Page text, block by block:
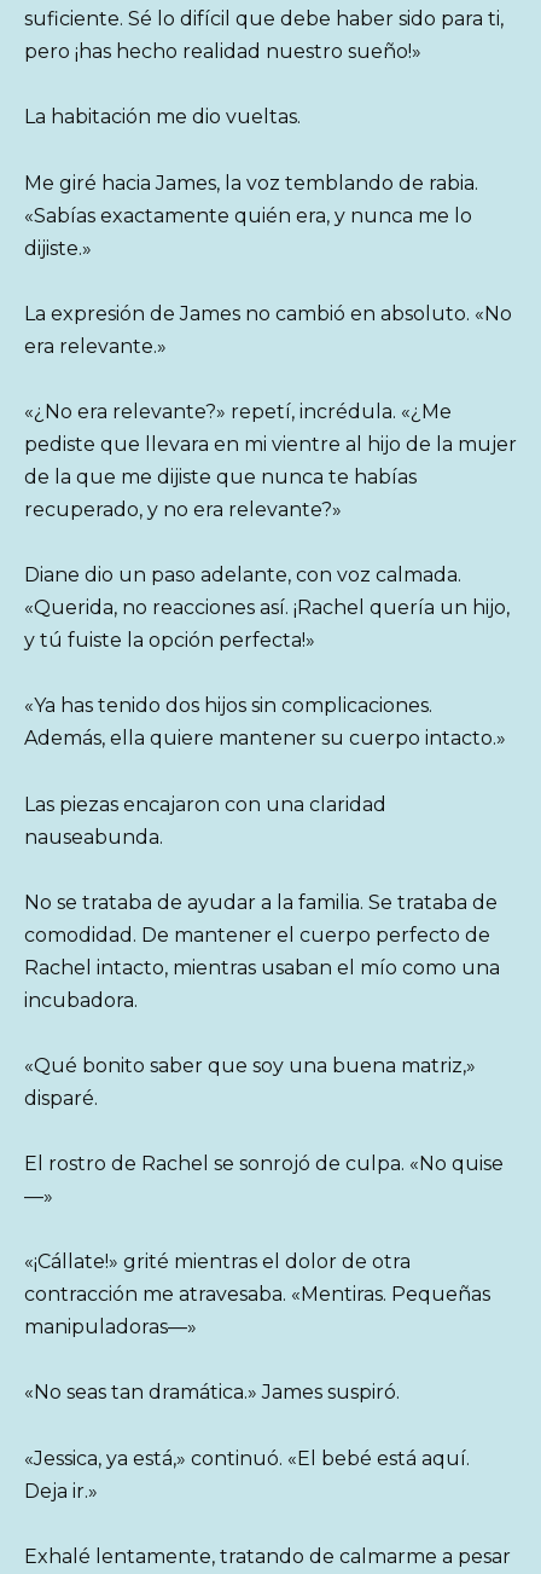
suficiente. Sé lo difícil que debe haber sido para ti,
pero ¡has hecho realidad nuestro sueño!»
La habitación me dio vueltas.
Me giré hacia James, la voz temblando de rabia.
«Sabías exactamente quién era, y nunca me lo
dijiste.»
La expresión de James no cambió en absoluto. «No
era relevante.»
«¿No era relevante?» repetí, incrédula. «¿Me
pediste que llevara en mi vientre al hijo de la mujer
de la que me dijiste que nunca te habías
recuperado, y no era relevante?»
Diane dio un paso adelante, con voz calmada.
«Querida, no reacciones así. ¡Rachel quería un hijo,
y tú fuiste la opción perfecta!»
«Ya has tenido dos hijos sin complicaciones.
Además, ella quiere mantener su cuerpo intacto.»
Las piezas encajaron con una claridad
nauseabunda.
No se trataba de ayudar a la familia. Se trataba de
comodidad. De mantener el cuerpo perfecto de
Rachel intacto, mientras usaban el mío como una
incubadora.
«Qué bonito saber que soy una buena matriz,»
disparé.
El rostro de Rachel se sonrojó de culpa. «No quise
—»
«¡Cállate!» grité mientras el dolor de otra
contracción me atravesaba. «Mentiras. Pequeñas
manipuladoras—»
«No seas tan dramática.» James suspiró.
«Jessica, ya está,» continuó. «El bebé está aquí.
Deja ir.»
Exhalé lentamente, tratando de calmarme a pesar